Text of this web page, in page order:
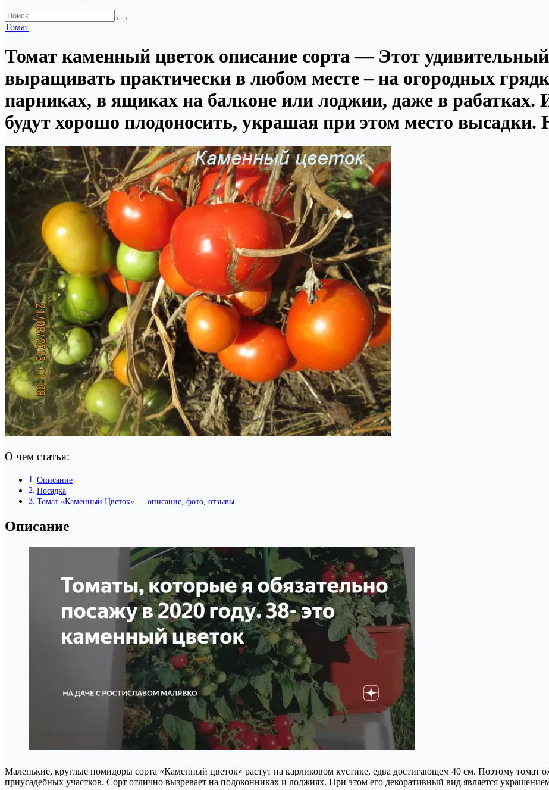
Томат
Томат каменный цветок описание сорта — Этот
выращивать практически в любом месте – на огородных
парниках, в ящиках на балконе или лоджии, даже в рабатках.
будут хорошо плодоносить, украшая при этом место высадки.
О чем статья:
Описание
Посадка
Томат «Каменный Цветок» — описание, фото, отзывы.
Описание
Маленькие, круглые помидоры сорта «Каменный цветок» растут на карликовом кустике, едва достигающем 40 см. Поэтому томат
приусадебных участков. Сорт отлично вызревает на подоконниках и лоджиях. При этом его декоративный вид является